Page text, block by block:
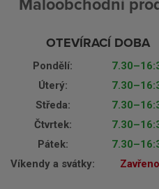
OTEVÍRACÍ DOBA
Pondělí:
Úterý:
Středa:
Čtvrtek:
Pátek:
Víkendy a svátky:
Zavřeno